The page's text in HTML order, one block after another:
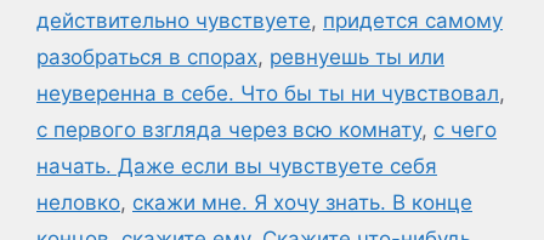
действительно чувствуете, придется самому
разобраться в спорах, ревнуешь ты или
неуверенна в себе. Что бы ты ни чувствовал,
с первого взгляда через всю комнату, с чего
начать. Даже если вы чувствуете себя
неловко, скажи мне. Я хочу знать. В конце